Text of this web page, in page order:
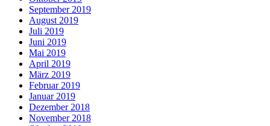
September 2019
August 2019
Juli 2019
Juni 2019
Mai 2019
April 2019
März 2019
Februar 2019
Januar 2019
Dezember 2018
November 2018